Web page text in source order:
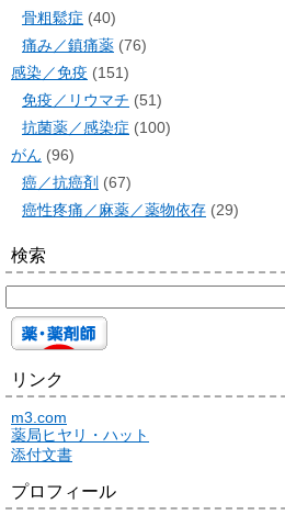
骨粗鬆症 (40)
痛み／鎮痛薬 (76)
感染／免疫 (151)
免疫／リウマチ (51)
抗菌薬／感染症 (100)
がん (96)
癌／抗癌剤 (67)
癌性疼痛／麻薬／薬物依存 (29)
検索
リンク
m3.com
薬局ヒヤリ・ハット
添付文書
プロフィール